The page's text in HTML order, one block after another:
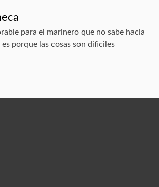
para el marinero que no sabe hacia
porque las cosas son dificiles